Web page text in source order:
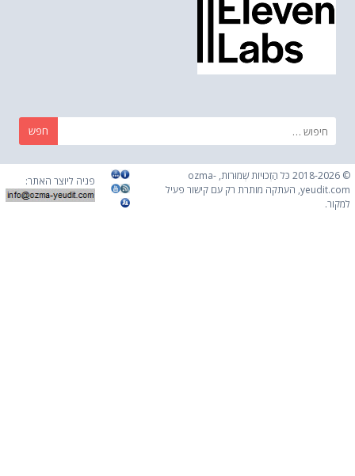
חפש:
© 2018-2026 כֹּל הַזְכוּיוֹת שְׁמוּרוֹת, ozma-
yeudit.com, העתקה מותרת רק עם קישור פעיל
פניה ליוצר האתר: